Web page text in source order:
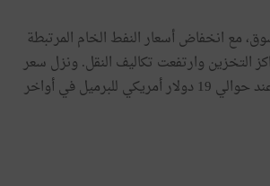
مع انخفاض أسعار النفط الخام المرتبطة
وارتفعت تكاليف النقل. ونزل سعر
خام برنت، وهو المعيار القياسي الأكثر صلة بالتجارة العالمية، إلى أدنى مستوى عند حوالي 19 دولار أمريكي للبرميل في أواخر